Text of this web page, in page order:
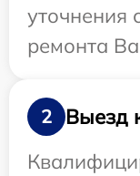
уточнения
ремонта
2
Выезд